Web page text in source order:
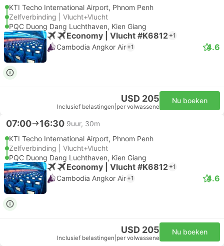
KTI Techo International Airport, Phnom Penh
Zelfverbinding | Vlucht+Vlucht
PQC Duong Dang Luchthaven, Kien Giang
Economy | Vlucht #K6812 +1
Cambodia Angkor Air +1 4.6
USD 205
Inclusief belastingen per volwassene
Nu boeken
07:00 16:30 9uur, 30m
KTI Techo International Airport, Phnom Penh
Zelfverbinding | Vlucht+Vlucht
PQC Duong Dang Luchthaven, Kien Giang
Economy | Vlucht #K6812 +1
Cambodia Angkor Air +1 4.6
USD 205
Inclusief belastingen per volwassene
Nu boeken